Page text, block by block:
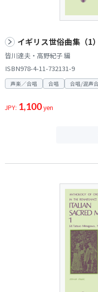
イギリス世俗曲集（1）
皆川達夫・高野紀子 編
ISBN978-4-11-732131-9
声楽／合唱 合唱 合唱/混声
JPY: 1,100yen